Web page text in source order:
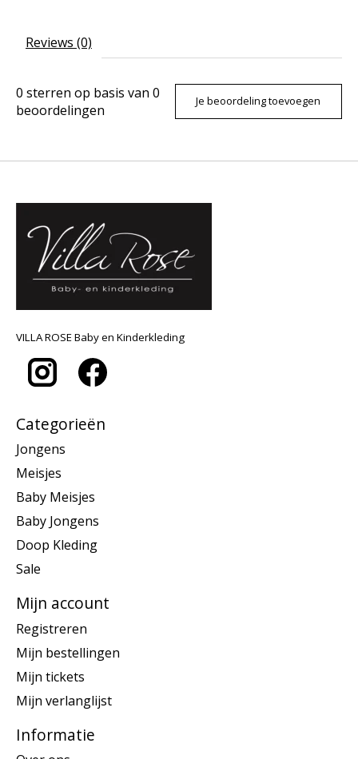
Reviews (0)
0 sterren op basis van 0
beoordelingen
Je beoordeling toevoegen
VILLA ROSE Baby en Kinderkleding
Categorieën
Jongens
Meisjes
Baby Meisjes
Baby Jongens
Doop Kleding
Sale
Mijn account
Registreren
Mijn bestellingen
Mijn tickets
Mijn verlanglijst
Informatie